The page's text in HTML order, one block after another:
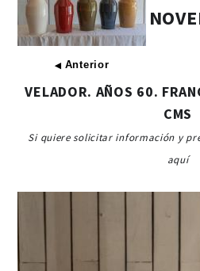
◀ Anterior
VELADOR. AÑOS 60.
CMS
Si quiere solicitar información y
aquí